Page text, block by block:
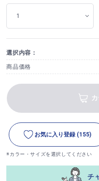
選択内容：
商品価格
お気に入り登録 (155)
※カラー・サイズを選択してください
チ